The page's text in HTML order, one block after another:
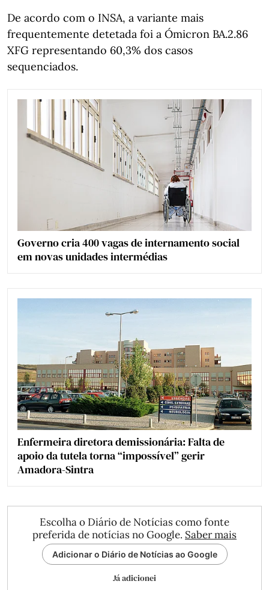
De acordo com o INSA, a variante mais
frequentemente detetada foi a Ómicron BA.2.86
XFG representando 60,3% dos casos
sequenciados.
Governo cria 400 vagas de internamento social
em novas unidades intermédias
Enfermeira diretora demissionária: Falta de
apoio da tutela torna “impossível” gerir
Amadora-Sintra
Escolha o Diário de Notícias como fonte
preferida de notícias no Google. Saber mais
Adicionar o Diário de Notícias ao Google
Já adicionei